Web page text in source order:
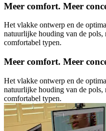
Meer comfort. Meer
Het vlakke ontwerp en de
natuurlijke houding van de pols,
comfortabel typen.
Meer comfort. Meer
Het vlakke ontwerp en de
natuurlijke houding van de pols,
comfortabel typen.